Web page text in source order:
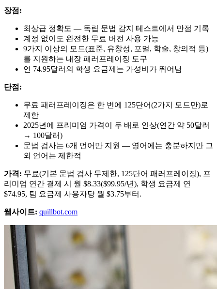
장점:
최상급 정확도 — 독립 문법 감지 테스트에서 만점 기록
계정 없이도 완전한 무료 버전 사용 가능
9가지 이상의 모드(표준, 유창성, 포멀, 학술, 창의적 등)
를 지원하는 내장 패러프레이징 도구
연 74.95달러의 학생 요금제는 가성비가 뛰어남
단점:
무료 패러프레이징은 한 번에 125단어(2가지 모드만)로
제한
2025년에 프리미엄 가격이 두 배로 인상(연간 약 50달러
→ 100달러)
문법 검사는 6개 언어만 지원 — 영어에는 충분하지만 그
외 언어는 제한적
가격: 무료(기본 문법 검사 무제한, 125단어 패러프레이징), 프
리미엄 연간 결제 시 월 $8.33($99.95/년), 학생 요금제 연
$74.95, 팀 요금제 사용자당 월 $3.75부터.
웹사이트: quillbot.com